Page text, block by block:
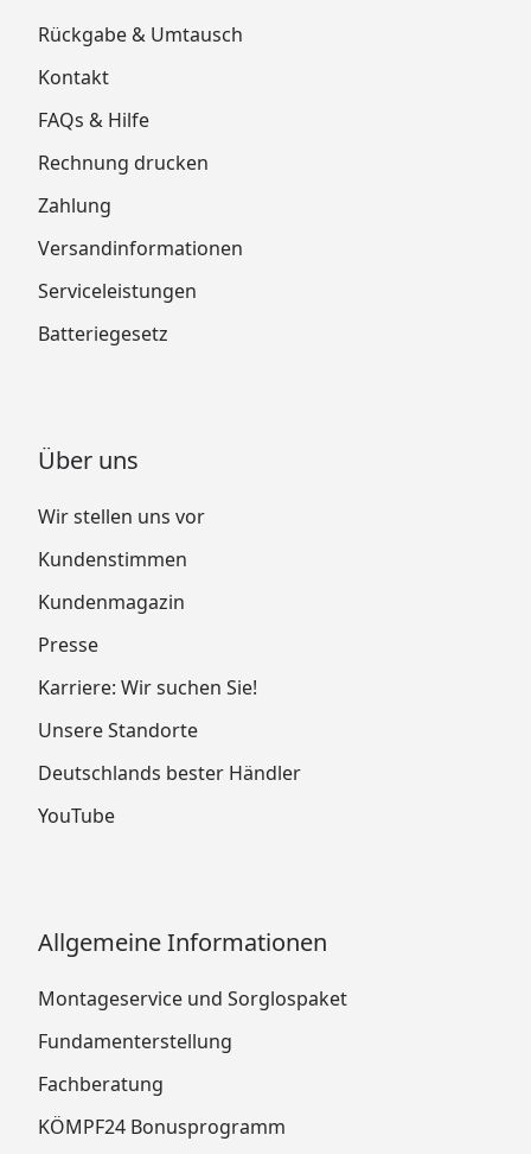
Rückgabe & Umtausch
Kontakt
FAQs & Hilfe
Rechnung drucken
Zahlung
Versandinformationen
Serviceleistungen
Batteriegesetz
Über uns
Wir stellen uns vor
Kundenstimmen
Kundenmagazin
Presse
Karriere: Wir suchen Sie!
Unsere Standorte
Deutschlands bester Händler
YouTube
Allgemeine Informationen
Montageservice und Sorglospaket
Fundamenterstellung
Fachberatung
KÖMPF24 Bonusprogramm